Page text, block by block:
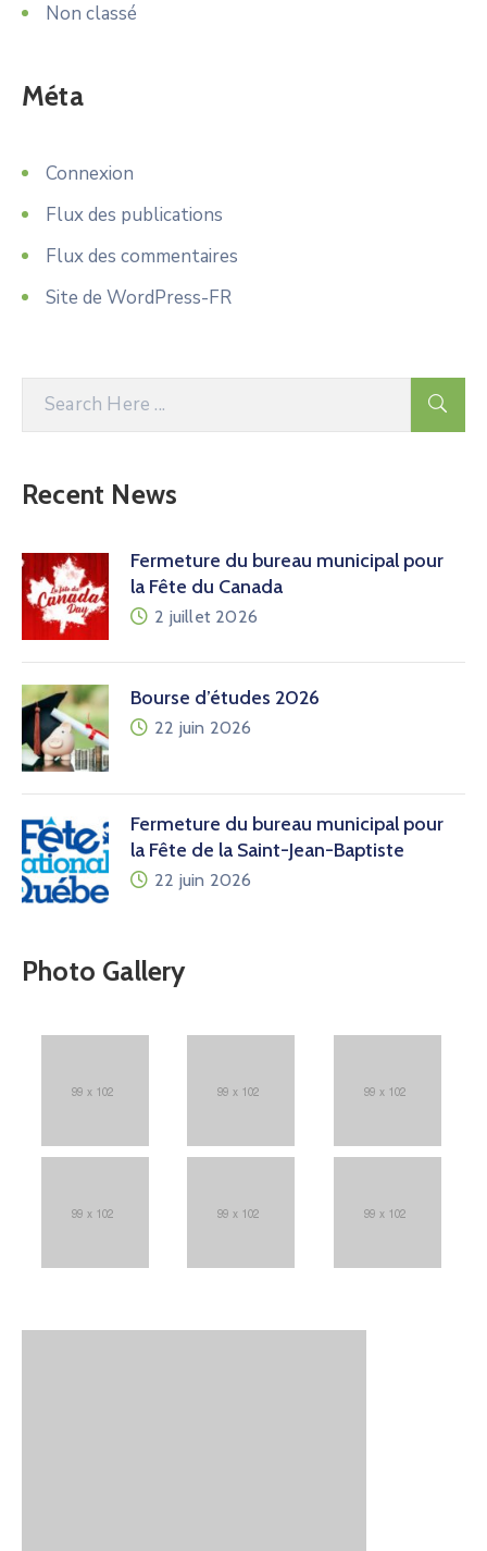
Non classé
Méta
Connexion
Flux des publications
Flux des commentaires
Site de WordPress-FR
Recent News
Fermeture du bureau municipal pour
la Fête du Canada
2 juillet 2026
Bourse d’études 2026
22 juin 2026
Fermeture du bureau municipal pour
la Fête de la Saint-Jean-Baptiste
22 juin 2026
Photo Gallery